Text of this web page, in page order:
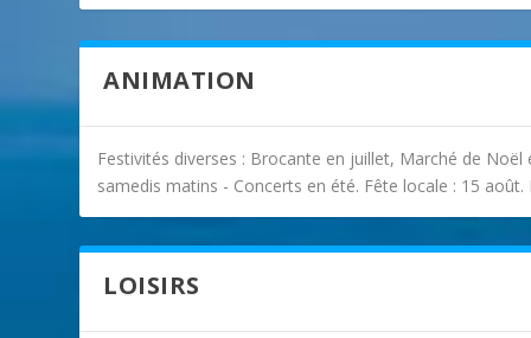
ANIMATION
Festivités diverses : Brocante en juillet, Marché de
samedis matins - Concerts en été. Fête locale : 15
LOISIRS